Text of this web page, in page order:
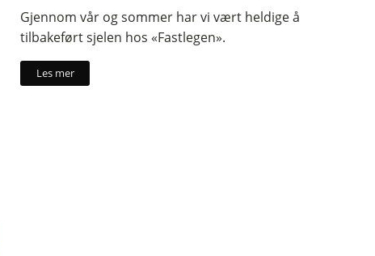
Gjennom vår og sommer har vi vært heldige å
tilbakeført sjelen hos «Fastlegen».
Les mer